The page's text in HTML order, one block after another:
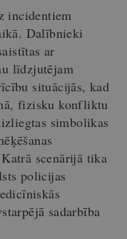
incidentiem
Dalībnieki
ar
līdzjutējam
situācijās, kad
fizisku konfliktu
simbolikas
scenārijā tika
policijas
sadarbība